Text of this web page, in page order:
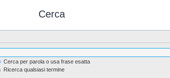
Cerca
Cerca per parola o usa frase esatta
Ricerca qualsiasi termine